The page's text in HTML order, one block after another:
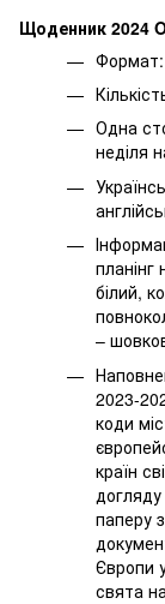
Щоденник 2024
Одна
неділя
планінг
білий,
–
2023-
коди
країн
паперу
Європи
свята